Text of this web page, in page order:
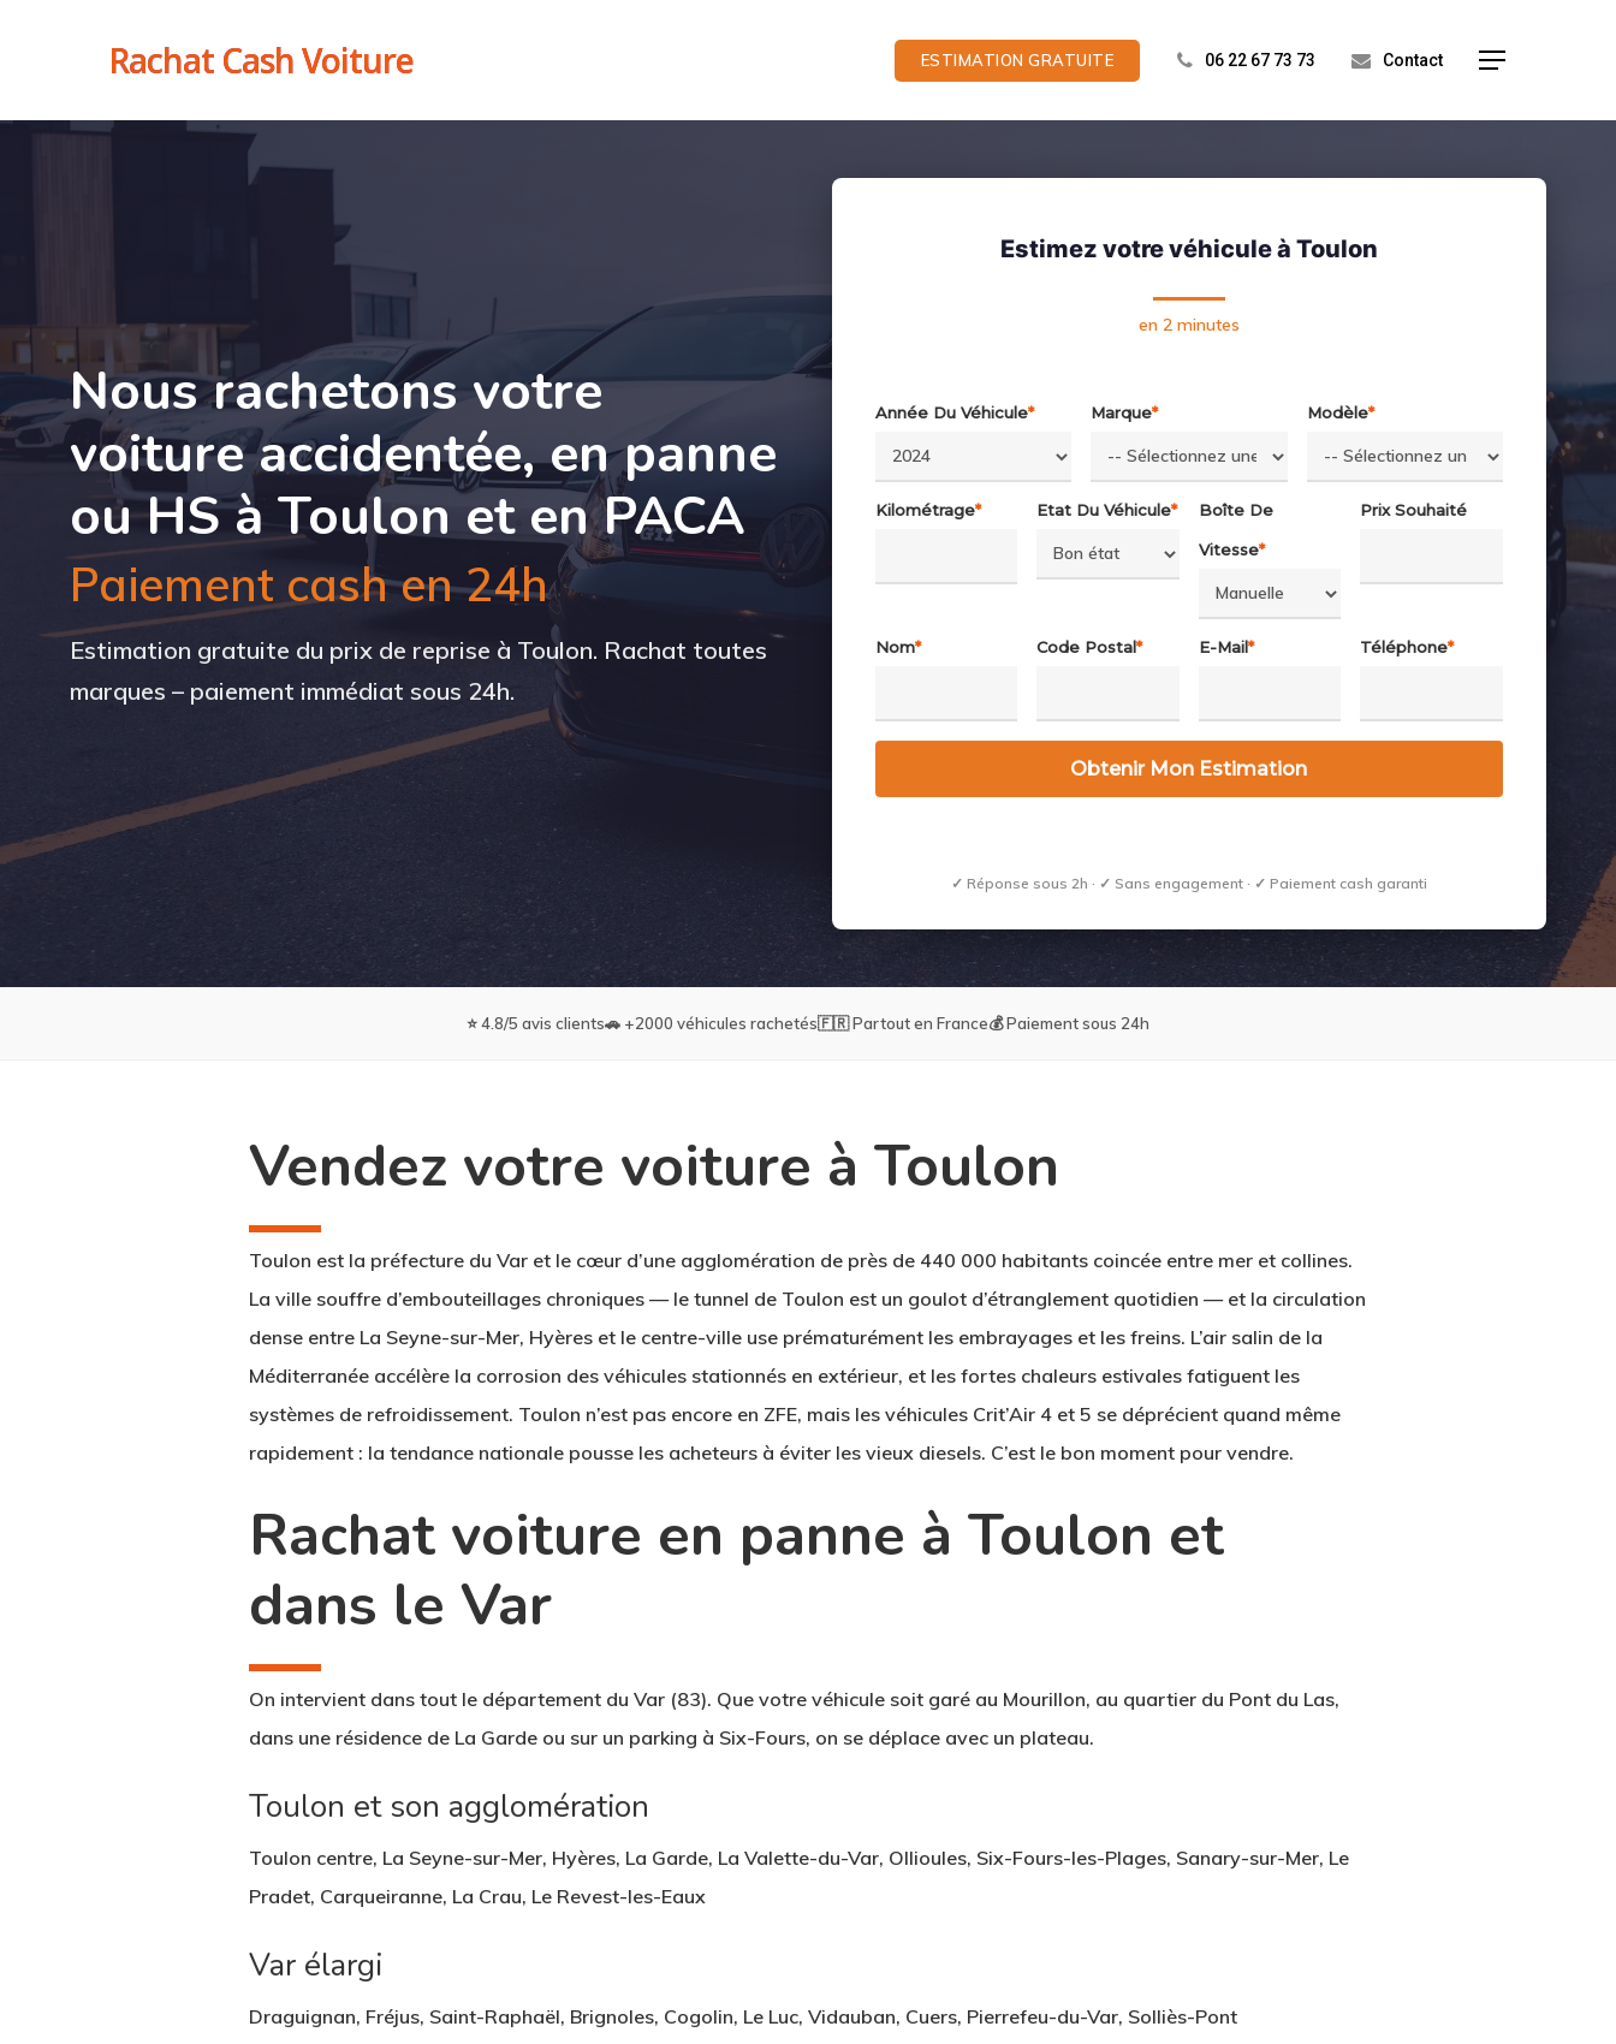
Rachat Cash Voiture ESTIMATION GRATUITE 06 22 67 73 73 Contact Menu
Nous rachetons votre
voiture accidentée, en panne
ou HS à Toulon et en PACA
Paiement cash en 24h
Estimation gratuite du prix de reprise à Toulon. Rachat toutes
marques – paiement immédiat sous 24h.
Estimez votre véhicule à Toulon
en 2 minutes
Année Du Véhicule* Marque* Modèle*
Kilométrage* Etat Du Véhicule* Boîte De
Vitesse*
Prix Souhaité
Nom* Code Postal* E-Mail* Téléphone*
✓ Réponse sous 2h · ✓ Sans engagement · ✓ Paiement cash garanti
⭐ 4.8/5 avis clients🚗 +2000 véhicules rachetés🇫🇷 Partout en France💰 Paiement sous 24h
Vendez votre voiture à Toulon
Toulon est la préfecture du Var et le cœur d’une agglomération de près de 440 000 habitants coincée entre mer et collines.
La ville souffre d’embouteillages chroniques — le tunnel de Toulon est un goulot d’étranglement quotidien — et la circulation
dense entre La Seyne-sur-Mer, Hyères et le centre-ville use prématurément les embrayages et les freins. L’air salin de la
Méditerranée accélère la corrosion des véhicules stationnés en extérieur, et les fortes chaleurs estivales fatiguent les
systèmes de refroidissement. Toulon n’est pas encore en ZFE, mais les véhicules Crit’Air 4 et 5 se déprécient quand même
rapidement : la tendance nationale pousse les acheteurs à éviter les vieux diesels. C’est le bon moment pour vendre.
Rachat voiture en panne à Toulon et
dans le Var
On intervient dans tout le département du Var (83). Que votre véhicule soit garé au Mourillon, au quartier du Pont du Las,
dans une résidence de La Garde ou sur un parking à Six-Fours, on se déplace avec un plateau.
Toulon et son agglomération
Toulon centre, La Seyne-sur-Mer, Hyères, La Garde, La Valette-du-Var, Ollioules, Six-Fours-les-Plages, Sanary-sur-Mer, Le
Pradet, Carqueiranne, La Crau, Le Revest-les-Eaux
Var élargi
Draguignan, Fréjus, Saint-Raphaël, Brignoles, Cogolin, Le Luc, Vidauban, Cuers, Pierrefeu-du-Var, Solliès-Pont